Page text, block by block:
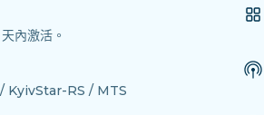
內激活。
KyivStar-RS / MTS